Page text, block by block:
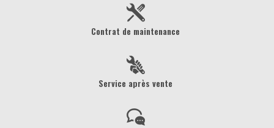
Contrat de maintenance
Service après vente